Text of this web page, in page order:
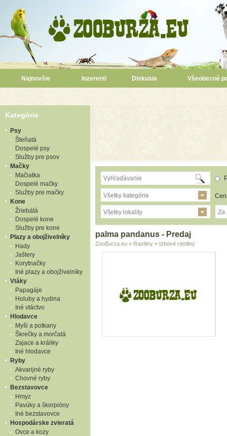
Najnovšie Inzerenti Diskusia Všeobecné
Kategórie
Psy
Šteňatá
Dospelé psy
Služby pre psov
Mačky
Mačiatka
Dospelé mačky
Služby pre mačky
Kone
Žriebätá
Dospelé kone
Služby pre kone
Plazy a obojživelníky
Hady
Jaštery
Korytnačky
Iné plazy a obojživelníky
Vtáky
Papagáje
Holuby a hydina
Iné vtáctvo
Hlodavce
Myši a potkany
Škrečky a morčatá
Zajace a králiky
Iné hlodavce
Ryby
Akvarijné ryby
Chovné ryby
Bezstavovce
Hmyz
Pavúky a škorpióny
Iné bezstavovce
Hospodárske zvieratá
Ovce a kozy
Všetky kategórie
Všetky lokality Za
palma pandanus - Predaj
ZooBurza.eu » Rastliny » Izbové rastliny